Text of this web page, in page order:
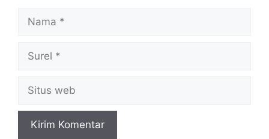
Nama
Surel
Situs
web